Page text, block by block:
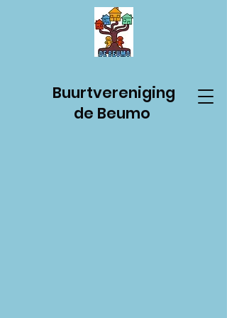
Buurtvereniging
de Beumo